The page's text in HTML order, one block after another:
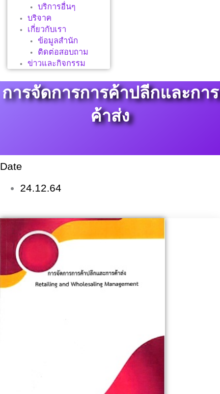
บริการอื่นๆ
บริจาค
เกี่ยวกับเรา
ข้อมูลสำนัก
ติดต่อสอบถาม
ข่าวและกิจกรรม
การจัดการการค้าปลีกและการ
ค้าส่ง
Date
24.12.64